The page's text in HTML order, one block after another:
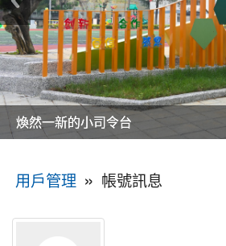
美麗的操場是我們活力的來源
美麗的操場是我們活力的來源
煥然一新的小司令台
煥然一新的小司令台
富含桃園埤塘田園風光意象的中廊
富含桃園埤塘田園風光意象的中廊
嶄新的中庭廣場
嶄新的中庭廣場
水生池生生不息
水生池生生不息
用戶管理 » 帳號訊息